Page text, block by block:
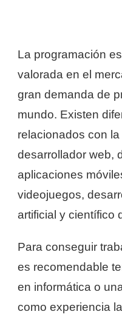
La programación
valorada en el
gran demanda de
mundo. Existen
relacionados con
desarrollador web,
aplicaciones
videojuegos,
artificial y científico
Para conseguir
es recomendable
en informática o
como experiencia